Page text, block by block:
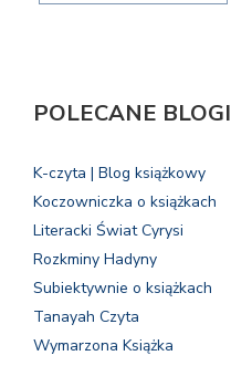
POLECANE BLOGI
K-czyta | Blog książkowy
Koczowniczka o książkach
Literacki Świat Cyrysi
Rozkminy Hadyny
Subiektywnie o książkach
Tanayah Czyta
Wymarzona Książka